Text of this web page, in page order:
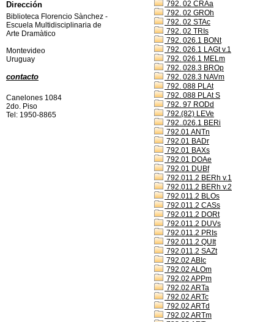
792. 02 CRAa
792. 02 GROh
792. 02 STAc
792. 02 TRIs
792. 026.1 BONt
792. 026.1 LAGt v.1
792. 026.1 MELm
792. 028.3 BROp
792. 028.3 NAVm
792. 088 PLAt
792. 088 PLAt S
792. 97 RODd
792.(82) LEVe
792..026.1 BERi
792.01 ANTn
792.01 BADr
792.01 BAXs
792.01 DOAe
792.01 DUBf
792.011.2 BERh v.1
792.011.2 BERh v.2
792.011.2 BLOs
792.011.2 CASs
792.011.2 DORt
792.011.2 DUVs
792.011.2 PRIs
792.011.2 QUIt
792.011.2 SAZt
792.02 ABIc
792.02 ALOm
792.02 APPm
792.02 ARTa
792.02 ARTc
792.02 ARTd
792.02 ARTm
Dirección
Biblioteca Florencio Sànchez -
Escuela Multidisciplinaria de
Arte Dramàtico
Montevideo
Uruguay
contacto
Canelones 1084
2do. Piso
Tel: 1950-8865